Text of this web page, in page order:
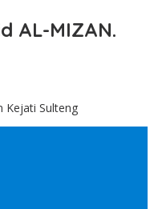
AL-MIZAN.
Kejati Sulteng